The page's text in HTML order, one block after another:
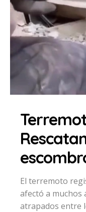
El terremoto
afectó a muchos
atrapados entre